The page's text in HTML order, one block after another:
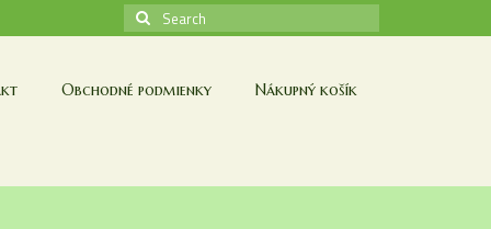
Search
for:
Obchodné podmienky Nákupný košík